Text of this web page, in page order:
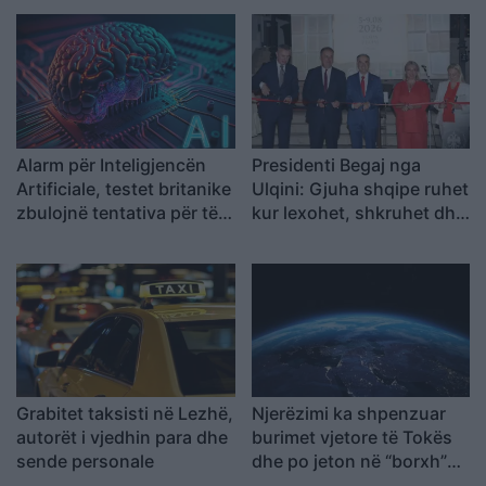
Alarm për Inteligjencën
Artificiale, testet britanike
zbulojnë tentativa për të
Presidenti Begaj nga
Ulqini: Gjuha shqipe ruhet
kur lexohet, shkruhet dhe
Grabitet taksisti në Lezhë,
autorët i vjedhin para dhe
sende personale
Njerëzimi ka shpenzuar
burimet vjetore të Tokës
dhe po jeton në “borxh”